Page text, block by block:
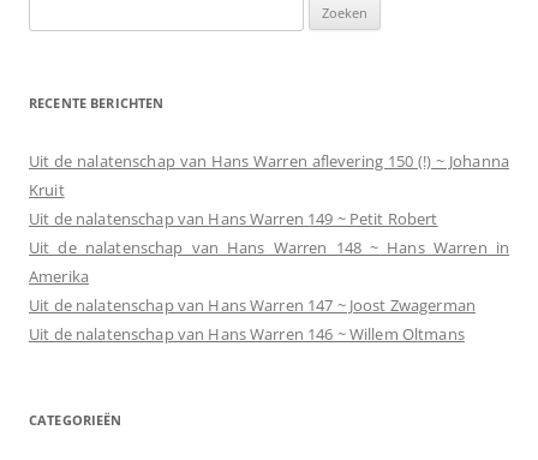
naar:
RECENTE BERICHTEN
Uit de nalatenschap van Hans Warren aflevering 150 (!) ~ Johanna
Kruit
Uit de nalatenschap van Hans Warren 149 ~ Petit Robert
Uit de nalatenschap van Hans Warren 148 ~ Hans Warren in
Amerika
Uit de nalatenschap van Hans Warren 147 ~ Joost Zwagerman
Uit de nalatenschap van Hans Warren 146 ~ Willem Oltmans
CATEGORIEËN